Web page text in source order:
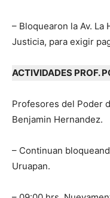
– Bloquearon la Av.
Justicia, para exigir
ACTIVIDADES PROF.
Profesores del Poder
Benjamin Hernandez.
– Continuan
Uruapan.